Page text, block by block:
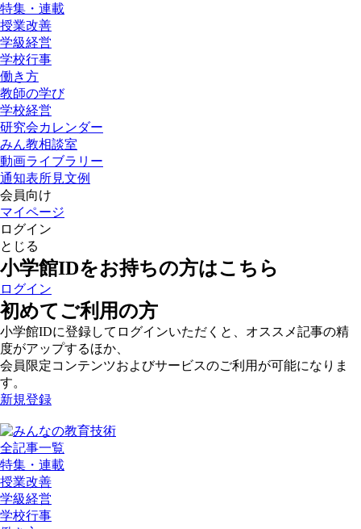
特集・連載
授業改善
学級経営
学校行事
働き方
教師の学び
学校経営
研究会カレンダー
みん教相談室
動画ライブラリー
通知表所見文例
会員向け
マイページ
ログイン
とじる
小学館IDをお持ちの方はこちら
ログイン
初めてご利用の方
小学館IDに登録してログインいただくと、オススメ記事の精
度がアップするほか、
会員限定コンテンツおよびサービスのご利用が可能になりま
す。
新規登録
全記事一覧
特集・連載
授業改善
学級経営
学校行事